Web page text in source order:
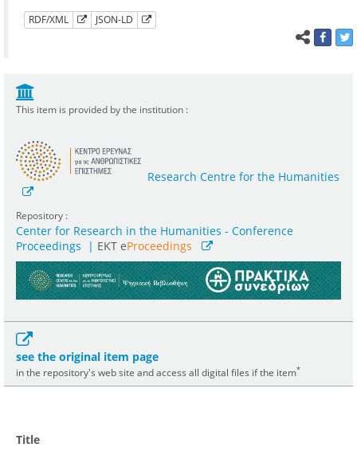
RDF/XML JSON-LD
This item is provided by the institution :
Research Centre for the Humanities
Repository :
Center for Research in the Humanities - Conference
Proceedings
| ΕΚΤ eProceedings
see the original item page
in the repository's web site and access all digital files if the item*
Title